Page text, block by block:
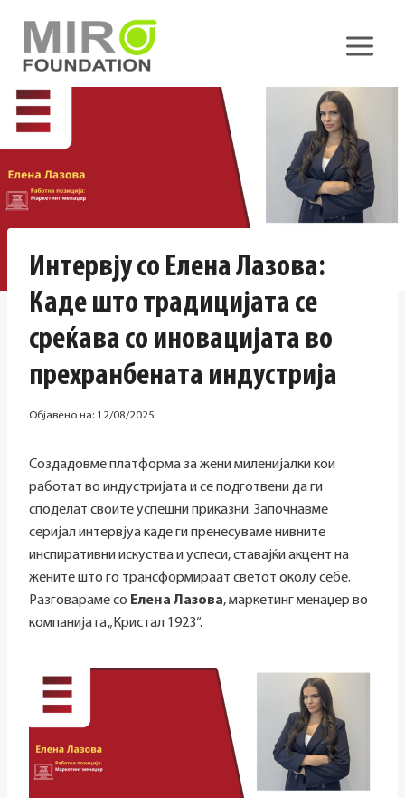
content
Интервју со Елена Лазова:
Каде што традицијата се
среќава со иновацијата во
прехранбената индустрија
Објавено на: 12/08/2025
Создадовме платформа за жени миленијалки кои
работат во индустријата и се подготвени да ги
споделат своите успешни приказни. Започнавме
серијал интервјуа каде ги пренесуваме нивните
инспиративни искуства и успеси, ставајќи акцент на
жените што го трансформираат светот околу себе.
Разговараме со Елена Лазова, маркетинг менаџер во
компанијата „Кристал 1923“.